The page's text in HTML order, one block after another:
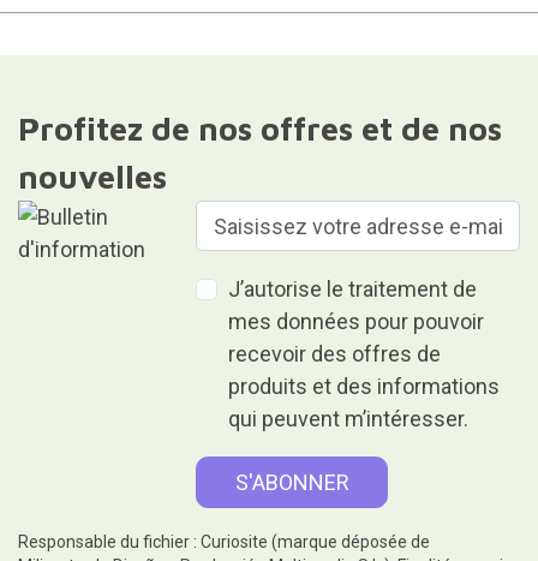
Profitez de nos offres et de nos
nouvelles
J’autorise le traitement de
mes données pour pouvoir
recevoir des offres de
produits et des informations
qui peuvent m’intéresser.
Responsable du fichier : Curiosite (marque déposée de